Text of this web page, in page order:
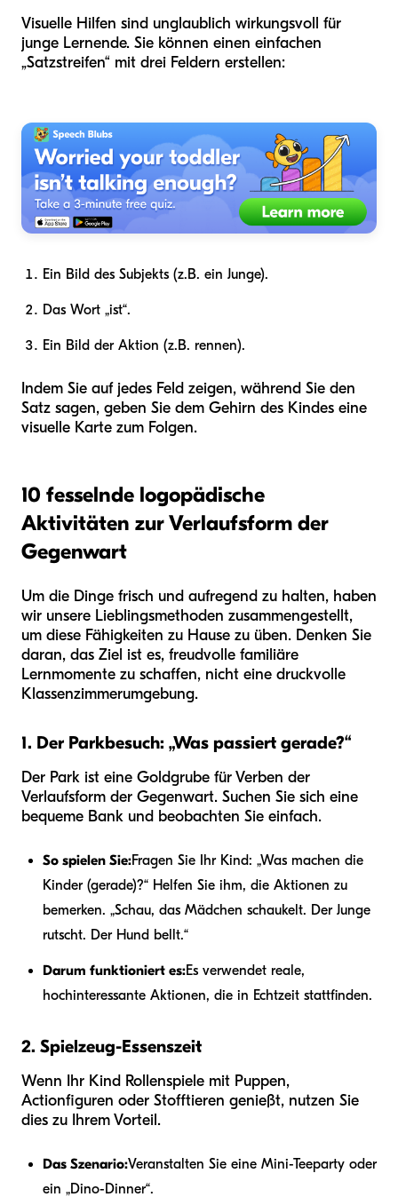
Visuelle Hilfen sind unglaublich wirkungsvoll für
junge Lernende. Sie können einen einfachen
„Satzstreifen“ mit drei Feldern erstellen:
Ein Bild des Subjekts (z.B. ein Junge).
Das Wort „ist“.
Ein Bild der Aktion (z.B. rennen).
Indem Sie auf jedes Feld zeigen, während Sie den
Satz sagen, geben Sie dem Gehirn des Kindes eine
visuelle Karte zum Folgen.
10 fesselnde logopädische
Aktivitäten zur Verlaufsform der
Gegenwart
Um die Dinge frisch und aufregend zu halten, haben
wir unsere Lieblingsmethoden zusammengestellt,
um diese Fähigkeiten zu Hause zu üben. Denken Sie
daran, das Ziel ist es, freudvolle familiäre
Lernmomente zu schaffen, nicht eine druckvolle
Klassenzimmerumgebung.
1. Der Parkbesuch: „Was passiert gerade?“
Der Park ist eine Goldgrube für Verben der
Verlaufsform der Gegenwart. Suchen Sie sich eine
bequeme Bank und beobachten Sie einfach.
So spielen Sie:Fragen Sie Ihr Kind: „Was machen die
Kinder (gerade)?“ Helfen Sie ihm, die Aktionen zu
bemerken. „Schau, das Mädchen schaukelt. Der Junge
rutscht. Der Hund bellt.“
Darum funktioniert es:Es verwendet reale,
hochinteressante Aktionen, die in Echtzeit stattfinden.
2. Spielzeug-Essenszeit
Wenn Ihr Kind Rollenspiele mit Puppen,
Actionfiguren oder Stofftieren genießt, nutzen Sie
dies zu Ihrem Vorteil.
Das Szenario:Veranstalten Sie eine Mini-Teeparty oder
ein „Dino-Dinner“.